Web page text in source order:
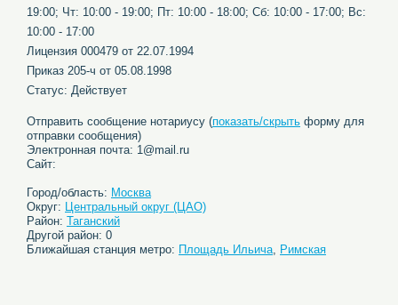
19:00; Чт: 10:00 - 19:00; Пт: 10:00 - 18:00; Сб: 10:00 - 17:00; Вс:
10:00 - 17:00
Лицензия 000479 от 22.07.1994
Приказ 205-ч от 05.08.1998
Статус: Действует
Отправить сообщение нотариусу (показать/скрыть форму для
отправки сообщения)
Электронная почта: 1@mail.ru
Сайт:
Город/область: Москва
Округ: Центральный округ (ЦАО)
Район: Таганский
Другой район: 0
Ближайшая станция метро: Площадь Ильича, Римская